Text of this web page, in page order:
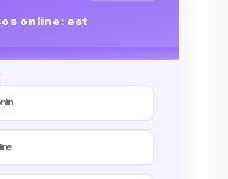
online: est